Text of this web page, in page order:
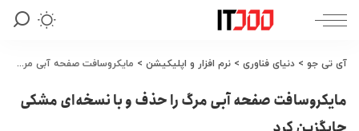
آی تی جو > دنیای فناوری > نرم افزار و اپلیکیشن > مایکروسافت صفحه آبی مرگ را حذف و با نسخه‌ای مشکی جایگزین کرد
مایکروسافت صفحه آبی مرگ را حذف و با نسخه‌ای مشکی